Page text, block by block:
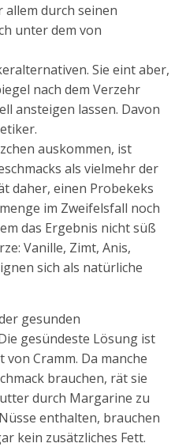
durch seinen
unter dem von
Sie eint aber,
nach dem Verzehr
ansteigen lassen. Davon
auskommen, ist
als vielmehr der
daher, einen Probekeks
im Zweifelsfall noch
das Ergebnis nicht süß
Vanille, Zimt, Anis,
sich als natürliche
gesunden
gesündeste Lösung ist
Cramm. Da manche
brauchen, rät sie
durch Margarine zu
enthalten, brauchen
kein zusätzliches Fett.